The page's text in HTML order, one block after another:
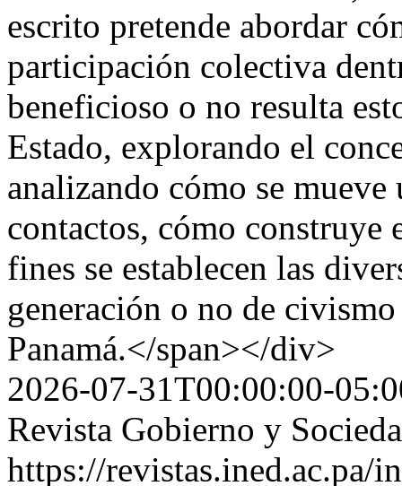
escrito pretende abordar
participación colectiva
beneficioso o no resulta
Estado, explorando el
analizando cómo se
contactos, cómo construye
fines se establecen las
generación o no de
Panamá.</span></div>
2026-07-31T00:00:00-
Revista Gobierno y
https://revistas.ined.ac.pa/